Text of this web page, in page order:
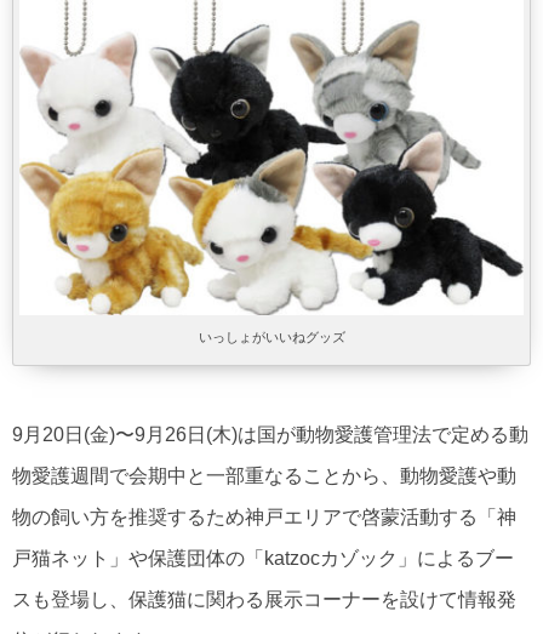
いっしょがいいねグッズ
9月20日(金)〜9月26日(木)は国が動物愛護管理法で定める動
物愛護週間で会期中と一部重なることから、動物愛護や動
物の飼い方を推奨するため神戸エリアで啓蒙活動する「神
戸猫ネット」や保護団体の「katzocカゾック」によるブー
スも登場し、保護猫に関わる展示コーナーを設けて情報発